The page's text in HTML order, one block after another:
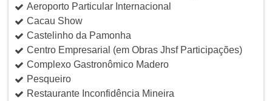
Aeroporto Particular Internacional
Cacau Show
Castelinho da Pamonha
Centro Empresarial (em Obras Jhsf Participações)
Complexo Gastronômico Madero
Pesqueiro
Restaurante Inconfidência Mineira